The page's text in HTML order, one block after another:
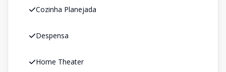
Cozinha Planejada
Despensa
Home Theater